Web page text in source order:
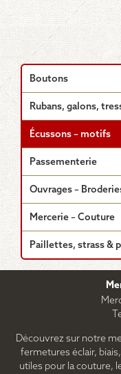
Boutons
Rubans, galons,
Écussons – motifs
Passementerie
Ouvrages –
Mercerie – Couture
Paillettes, strass &
Découvrez sur notre
fermetures éclair,
utiles pour la couture,